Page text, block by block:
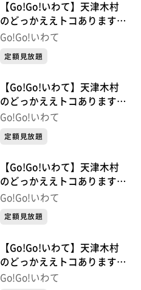
【Go!Go!いわて】天津木村
のどっかええトコあります
か？ #21 大船渡市
Go!Go!いわて
定額見放題
【Go!Go!いわて】天津木村
のどっかええトコあります
か？ 2周目 #20 洋野町
Go!Go!いわて
定額見放題
【Go!Go!いわて】天津木村
のどっかええトコあります
か？ #20 洋野町
Go!Go!いわて
定額見放題
【Go!Go!いわて】天津木村
のどっかええトコあります
か？ 2周目 #2 軽米町
Go!Go!いわて